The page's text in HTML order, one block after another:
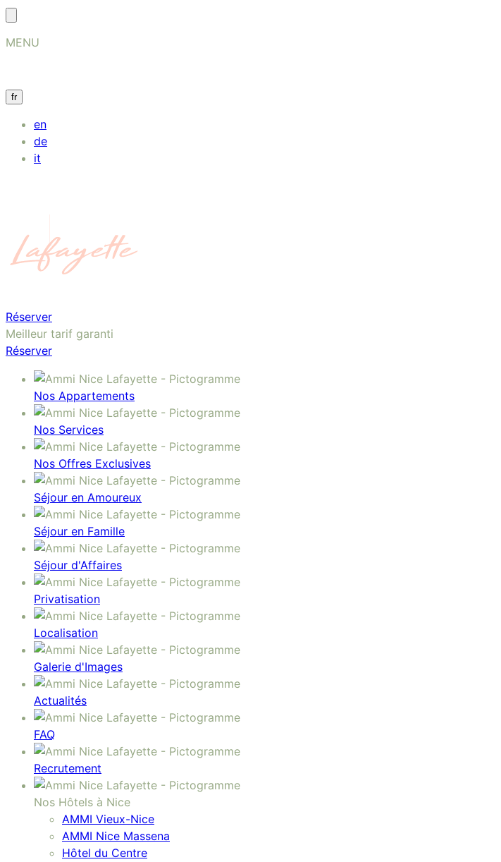
MENU
fr
en
de
it
Réserver
Meilleur tarif garanti
Réserver
Nos Appartements
Nos Services
Nos Offres Exclusives
Séjour en Amoureux
Séjour en Famille
Séjour d'Affaires
Privatisation
Localisation
Galerie d'Images
Actualités
FAQ
Recrutement
Nos Hôtels à Nice
AMMI Vieux-Nice
AMMI Nice Massena
Hôtel du Centre